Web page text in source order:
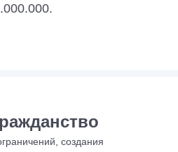
создания